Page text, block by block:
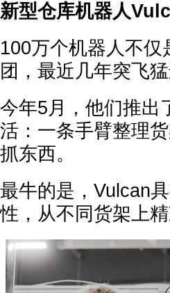
新型仓库机器人
100万个机器人不
团，最近几年突飞猛
今年5月，他们推出
活：一条手臂整理
抓东西。
最牛的是，Vulcan
性，从不同货架上精